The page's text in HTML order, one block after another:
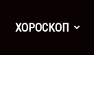
ХОРОСКОП